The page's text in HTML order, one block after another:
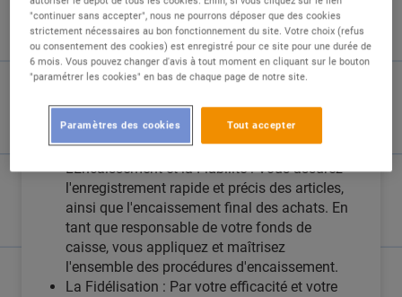
L'Accueil et la Relation Client : Vous
garantissez un accueil chaleureux dans le
strict respect de la charte du magasin
À l'écoute, vous informez les clients sur nos
différents services et savez faire remonter
leurs éventuelles remarques.
L'Encaissement et la Fiabilité : Vous assurez
l'enregistrement rapide et précis des articles,
ainsi que l'encaissement final des achats. En
tant que responsable de votre fonds de
caisse, vous appliquez et maîtrisez
l'ensemble des procédures d'encaissement.
La Fidélisation : Par votre efficacité et votre
"continuer sans accepter", nous ne pourrons déposer que des cookies
strictement nécessaires au bon fonctionnement du site. Votre choix (refus
ou consentement des cookies) est enregistré pour ce site pour une durée de
6 mois. Vous pouvez changer d'avis à tout moment en cliquant sur le bouton
"paramétrer les cookies" en bas de chaque page de notre site.
Tout accepter
Paramètres des cookies